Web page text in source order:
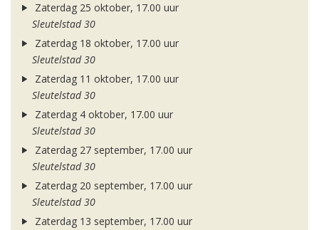
Zaterdag 25 oktober, 17.00 uur
Sleutelstad 30
Zaterdag 18 oktober, 17.00 uur
Sleutelstad 30
Zaterdag 11 oktober, 17.00 uur
Sleutelstad 30
Zaterdag 4 oktober, 17.00 uur
Sleutelstad 30
Zaterdag 27 september, 17.00 uur
Sleutelstad 30
Zaterdag 20 september, 17.00 uur
Sleutelstad 30
Zaterdag 13 september, 17.00 uur